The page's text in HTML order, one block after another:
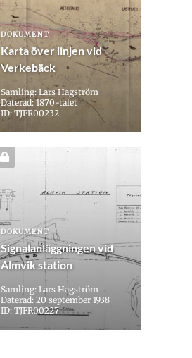
DOKUMENT
Karta över linjen vid
Verkebäck
Samling: Lars Hagström
Daterad: 1870-talet
ID: TJFR00232
DOKUMENT
Signalanläggningen vid
Almvik station
Samling: Lars Hagström
Daterad: 20 september 1938
ID: TJFR00227